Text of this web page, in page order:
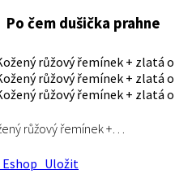
Po čem dušička prahne
růžový řemínek +…
Uložit